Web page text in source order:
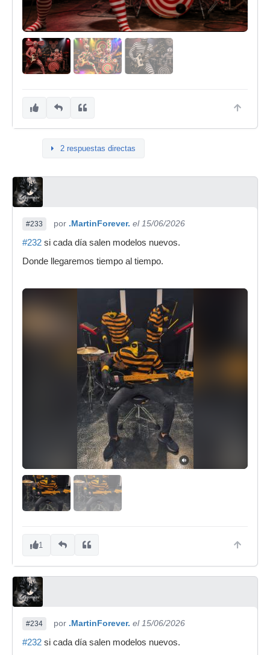
2 respuestas directas
#233 por .MartinForever. el 15/06/2026
#232 si cada día salen modelos nuevos.
Donde llegaremos tiempo al tiempo.
1
#234 por .MartinForever. el 15/06/2026
#232 si cada día salen modelos nuevos.